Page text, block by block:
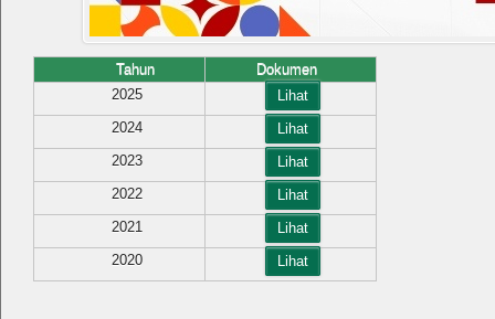
Tahun
Dokumen
2025
Lihat
2024
Lihat
2023
Lihat
2022
Lihat
2021
Lihat
2020
Lihat